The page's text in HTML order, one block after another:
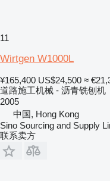
11
Wirtgen W1000L
¥165,400 US$24,500 ≈
道路施工机械 - 沥青铣刨机
2005
中国, Hong Kong
Sino Sourcing and Supply
联系卖方